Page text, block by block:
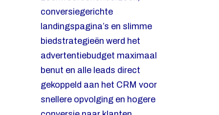
conversiegerichte
landingspagina’s en slimme
biedstrategieën werd het
advertentiebudget maximaal
benut en alle leads direct
gekoppeld aan het CRM voor
snellere opvolging en hogere
Dankzij slimme
zoekwoordselectie, professionele
campagne-inrichting en een
conversiegericht intakeformulier
steeg het aantal aanvragen met
50% binnen 2 maanden.
Alle leads waren exclusief,